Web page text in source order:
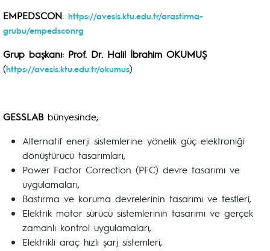
EMPEDSCON: https://avesis.ktu.edu.tr/arastirma-
grubu/empedsconrg
Grup başkanı: Prof. Dr. Halil İbrahim OKUMUŞ
(https://avesis.ktu.edu.tr/okumus)
GESSLABbünyesinde;
Alternatif enerji sistemlerine yönelik güç elektroniği
dönüştürücü tasarımları,
Power Factor Correction (PFC) devre tasarımı ve
uygulamaları,
Bastırma ve koruma devrelerinin tasarımı ve testleri,
Elektrik motor sürücü sistemlerinin tasarımı ve gerçek
zamanlı kontrol uygulamaları,
Elektrikli araç hızlı şarj sistemleri,